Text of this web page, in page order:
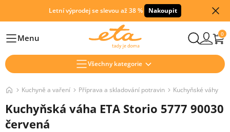
Letní výprodej se slevou až 38 % Nakoupit
HlavníMenu 0
Všechny kategorie
Kuchyně a vaření Příprava a skladování potravin Kuchyňské váhy
Kuchyňská váha ETA Storio 5777 90030
červená